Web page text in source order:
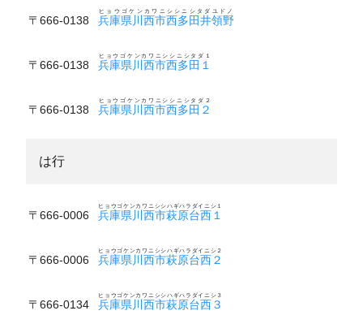
〒666-0138 兵庫県川西市西多田井領野
ヒョウゴケンカワニシシニシタダユドノ
〒666-0138 兵庫県川西市西多田１
ヒョウゴケンカワニシシニシタダ１
〒666-0138 兵庫県川西市西多田２
ヒョウゴケンカワニシシニシタダ２
は行
〒666-0006 兵庫県川西市萩原台西１
ヒョウゴケンカワニシシハギハラダイニシ１
〒666-0006 兵庫県川西市萩原台西２
ヒョウゴケンカワニシシハギハラダイニシ２
〒666-0134 兵庫県川西市萩原台西３
ヒョウゴケンカワニシシハギハラダイニシ３